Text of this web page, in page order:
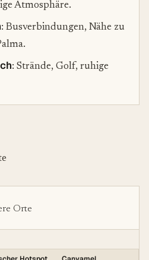
Atmosphäre.
: Busverbindungen, Nähe zu
: Strände, Golf, ruhige
Orte